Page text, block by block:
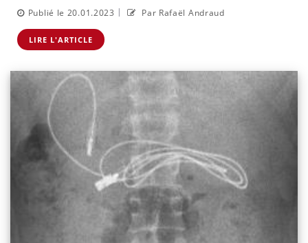
Publié le 20.01.2023 | Par Rafaël Andraud
LIRE L'ARTICLE